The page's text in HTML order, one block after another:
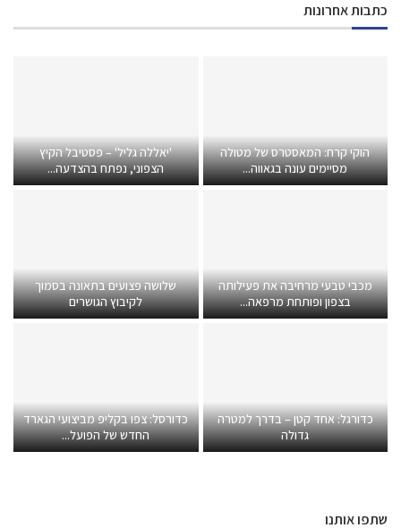
כתבות אחרונות
הוקי קרח: המאסטרס של מטולה
מסיימים עונה בגאווה...
'יאללה גליל' – פסטיבל הקיץ
הצפוני, נפתח בהצדעה...
מכבי טבעי מרחיבה את פעילותה
בצפון ופותחת מרפאה...
שלושה פצועים בתאונה בסמוך
לקיבוץ הגושרים
כדורגל: אחד קטן – בדרך למטרה
גדולה
כדורסל: צפו בקליפ מביצועי הגארד
החדש של הפועל...
שתפו אותנו